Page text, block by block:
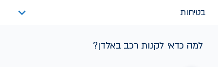
בטיחות
למה כדאי לקנות רכב באלדן?